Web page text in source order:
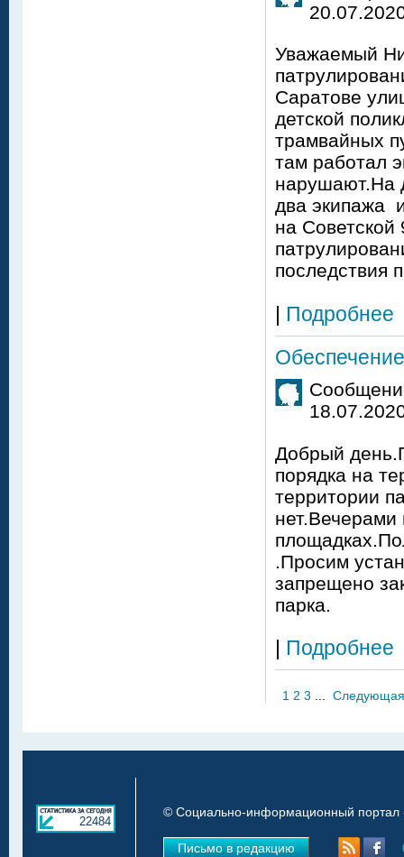
Уважаемый
Саратове
детской
трамвайных
там работал
нарушают.На
два экипажа
на Советской
последствия
| Подробнее
Добрый
порядка на
территории
нет.Вечерами
.Просим
запрещено
парка.
Подробнее
1 2 3 Следующая
22484
© Социально-информационный портал
Письмо в редакцию